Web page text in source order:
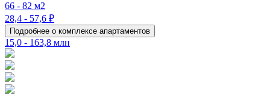
66 - 82 м2
28,4 - 57,6 ₽
Подробнее о комплексе апартаментов
15,0 - 163,8 млн